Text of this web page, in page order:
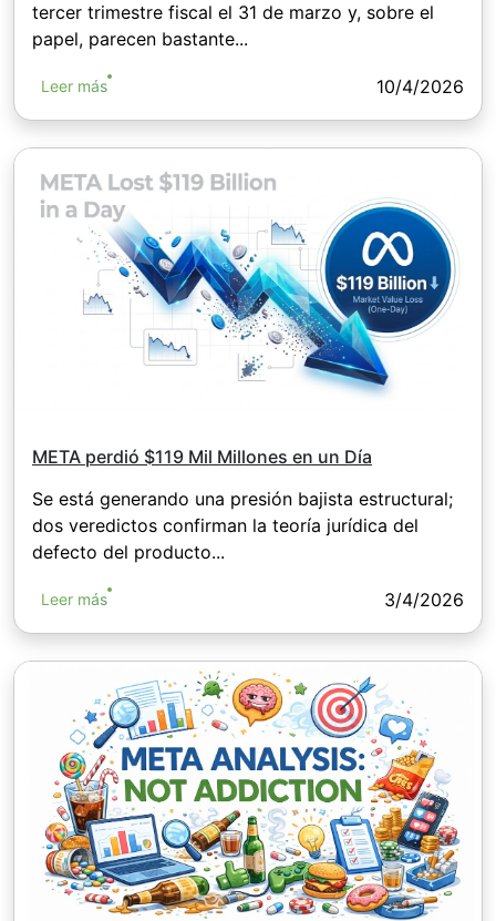
tercer trimestre fiscal el 31 de marzo y, sobre el
papel, parecen bastante...
Leer más 10/4/2026
META perdió $119 Mil Millones en un Día
Se está generando una presión bajista estructural;
dos veredictos confirman la teoría jurídica del
defecto del producto...
Leer más 3/4/2026